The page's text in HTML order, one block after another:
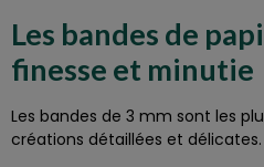
Les bandes de
finesse et minutie
Les bandes de 3 mm sont les
créations détaillées et délicates.